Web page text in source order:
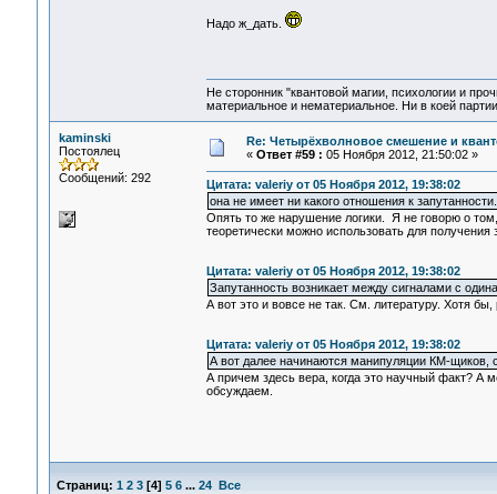
Надо ж_дать.
Не сторонник "квантовой магии, психологии и
материальное и нематериальное. Ни в коей
kaminski
Постоялец
Сообщений: 292
Re: Четырёхволновое смешение и
« Ответ #59 : 05 Ноября 2012, 21:50:02 »
Цитата: valeriy от 05 Ноября 2012, 19:38:02
она не имеет ни какого отношения к запутанности.
Опять то же нарушение логики. Я не говорю о
теоретически можно использовать для
Цитата: valeriy от 05 Ноября 2012, 19:38:02
Запутанность возникает между сигналами с
А вот это и вовсе не так. См. литературу. Хотя
Цитата: valeriy от 05 Ноября 2012, 19:38:02
А вот далее начинаются манипуляции КМ-щиков,
А причем здесь вера, когда это научный факт? А
обсуждаем.
Страниц: 1 2 3[4] 5 6 ... 24 Все